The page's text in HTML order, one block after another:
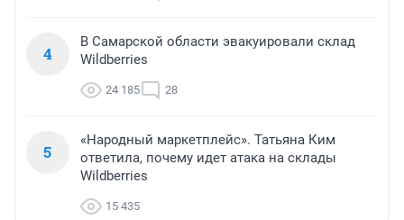
4
В Самарской области эвакуировали склад
Wildberries
24 185 28
5
«Народный маркетплейс». Татьяна Ким
ответила, почему идет атака на склады
Wildberries
15 435